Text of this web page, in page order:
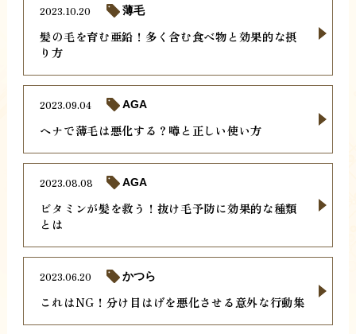
髪の毛を育む亜鉛！多く含む食べ物と効果的な摂
り方
2023.10.20 薄毛
ヘナで薄毛は悪化する？噂と正しい使い方
2023.09.04 AGA
ビタミンが髪を救う！抜け毛予防に効果的な種類
とは
2023.08.08 AGA
これはNG！分け目はげを悪化させる意外な行動集
2023.06.20 かつら